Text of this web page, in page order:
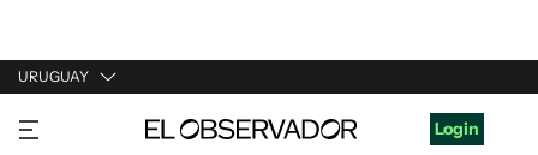
URUGUAY
URUGUAY Login